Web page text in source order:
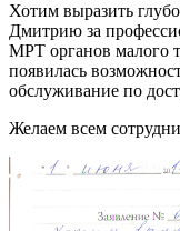
Хотим выразить
Дмитрию за
МРТ органов малого
появилась
обслуживание по
Желаем всем